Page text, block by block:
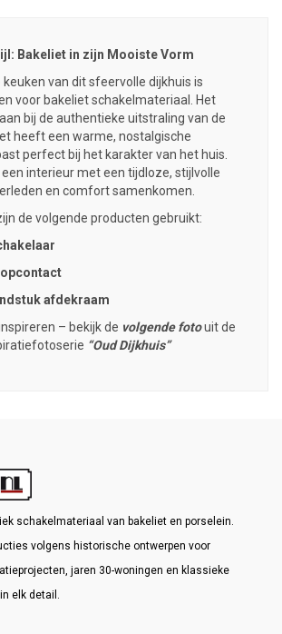
Bakeliet in zijn Mooiste Vorm
keuken van dit sfeervolle dijkhuis is
voor bakeliet schakelmateriaal
. Het
bij de authentieke uitstraling van de
heeft een warme, nostalgische
perfect bij het karakter van het huis.
interieur met een tijdloze, stijlvolle
en comfort samenkomen.
de volgende producten gebruikt:
afdekraam
– bekijk de volgende fotouit de
“Oud Dijkhuis”
schakelmateriaal van bakeliet en porselein.
volgens historische ontwerpen voor
jaren 30-woningen en klassieke
elk detail.